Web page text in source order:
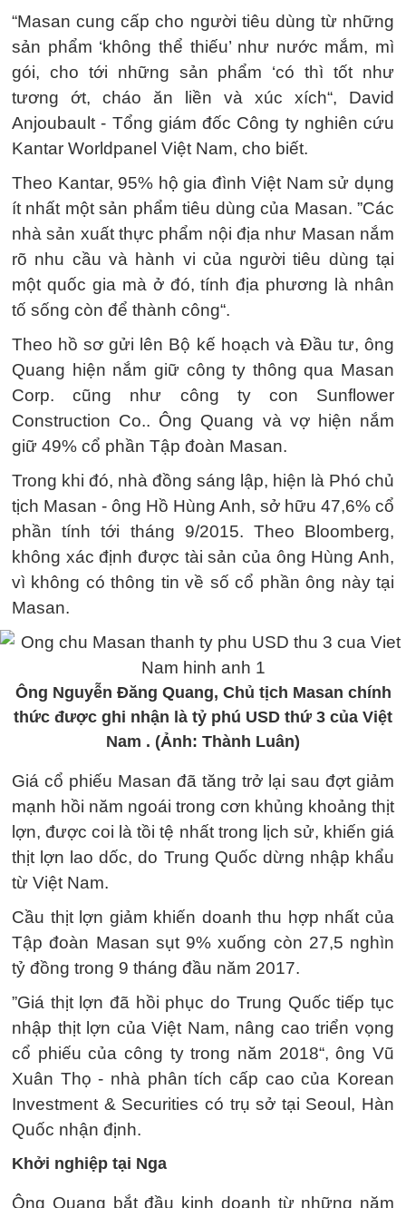
“Masan cung cấp cho người tiêu dùng từ những
sản phẩm ‘không thể thiếu’ như nước mắm, mì
gói, cho tới những sản phẩm ‘có thì tốt như
tương ớt, cháo ăn liền và xúc xích“, David
Anjoubault - Tổng giám đốc Công ty nghiên cứu
Kantar Worldpanel Việt Nam, cho biết.
Theo Kantar, 95% hộ gia đình Việt Nam sử dụng
ít nhất một sản phẩm tiêu dùng của Masan. ”Các
nhà sản xuất thực phẩm nội địa như Masan nắm
rõ nhu cầu và hành vi của người tiêu dùng tại
một quốc gia mà ở đó, tính địa phương là nhân
tố sống còn để thành công“.
Theo hồ sơ gửi lên Bộ kế hoạch và Đầu tư, ông
Quang hiện nắm giữ công ty thông qua Masan
Corp. cũng như công ty con Sunflower
Construction Co.. Ông Quang và vợ hiện nắm
giữ 49% cổ phần Tập đoàn Masan.
Trong khi đó, nhà đồng sáng lập, hiện là Phó chủ
tịch Masan - ông Hồ Hùng Anh, sở hữu 47,6% cổ
phần tính tới tháng 9/2015. Theo Bloomberg,
không xác định được tài sản của ông Hùng Anh,
vì không có thông tin về số cổ phần ông này tại
Masan.
Ông Nguyễn Đăng Quang, Chủ tịch Masan chính
thức được ghi nhận là tỷ phú USD thứ 3 của Việt
Nam . (Ảnh: Thành Luân)
Giá cổ phiếu Masan đã tăng trở lại sau đợt giảm
mạnh hồi năm ngoái trong cơn khủng khoảng thịt
lợn, được coi là tồi tệ nhất trong lịch sử, khiến giá
thịt lợn lao dốc, do Trung Quốc dừng nhập khẩu
từ Việt Nam.
Cầu thịt lợn giảm khiến doanh thu hợp nhất của
Tập đoàn Masan sụt 9% xuống còn 27,5 nghìn
tỷ đồng trong 9 tháng đầu năm 2017.
”Giá thịt lợn đã hồi phục do Trung Quốc tiếp tục
nhập thịt lợn của Việt Nam, nâng cao triển vọng
cổ phiếu của công ty trong năm 2018“, ông Vũ
Xuân Thọ - nhà phân tích cấp cao của Korean
Investment & Securities có trụ sở tại Seoul, Hàn
Quốc nhận định.
Khởi nghiệp tại Nga
Ông Quang bắt đầu kinh doanh từ những năm